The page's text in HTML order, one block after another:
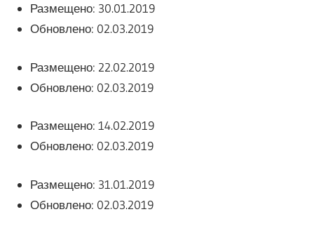
Размещено: 30.01.2019
Обновлено: 02.03.2019
Размещено: 22.02.2019
Обновлено: 02.03.2019
Размещено: 14.02.2019
Обновлено: 02.03.2019
Размещено: 31.01.2019
Обновлено: 02.03.2019